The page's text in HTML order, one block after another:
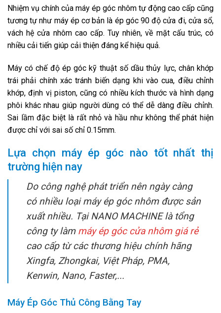
Nhiệm vụ chính của máy ép góc nhôm tự động cao cấp cũng
tương tự như máy ép cơ bản là ép góc 90 độ cửa đi, cửa sổ,
vách hệ cửa nhôm cao cấp. Tuy nhiên, về mặt cấu trúc, có
nhiều cải tiến giúp cải thiện đáng kể hiệu quả.
Máy có chế độ ép góc kỹ thuật số dầu thủy lực, chân khớp
trái phải chính xác tránh biến dạng khi vào cua, điều chỉnh
khớp, định vị piston, cũng có nhiều kích thước và hình dạng
phôi khác nhau giúp người dùng có thể dễ dàng điều chỉnh.
Sai lầm đặc biệt là rất nhỏ và hầu như không thể phát hiện
được chỉ với sai số chỉ 0.15mm.
Lựa chọn máy ép góc nào tốt nhất thị
trường hiện nay
Do công nghệ phát triển nên ngày càng
có nhiều loại máy ép góc nhôm được sản
xuất nhiều. Tại NANO MACHINE là tổng
công ty làm máy ép góc cửa nhôm giá rẻ
cao cấp từ các thương hiệu chính hãng
Xingfa, Zhongkai, Việt Pháp, PMA,
Kenwin, Nano, Faster,...
Máy Ép Góc Thủ Công Bằng Tay